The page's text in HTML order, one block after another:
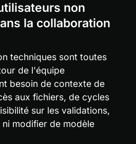
non
la collaboration
techniques sont toutes
de l'équipe
besoin de contexte de
aux fichiers, de cycles
sur les validations,
ni modifier de modèle